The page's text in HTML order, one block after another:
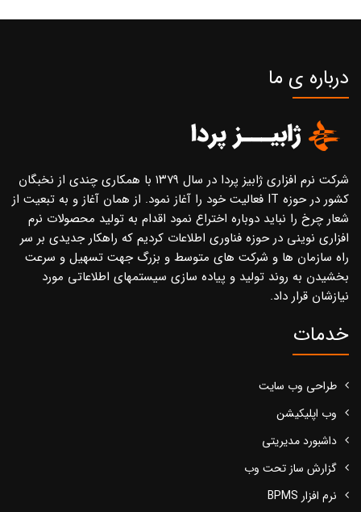
درباره ی ما
شرکت نرم افزاری ژابیز پردا در سال ۱۳۷۹ با همکاری چندی از نخبگان
کشور در حوزه IT فعالیت خود را آغاز نمود. از همان آغاز و به تبعیت از
شعار چرخ را نباید دوباره اختراع نمود اقدام به تولید محصولات نرم
افزاری نوینی در حوزه فناوری اطلاعات کردیم که راهکار جدیدی بر سر
راه سازمان ها و شرکت های متوسط و بزرگ جهت تسهیل و سرعت
بخشیدن به روند تولید و پیاده سازی سیستمهای اطلاعاتی مورد
نیازشان قرار داد.
خدمات
طراحی وب سایت
وب اپلیکیشن
داشبورد مدیریتی
گزارش ساز تحت وب
نرم افزار BPMS